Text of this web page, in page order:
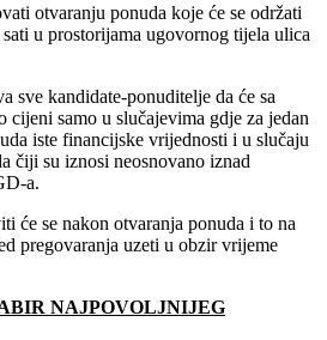
otvaranju ponuda koje će se održati
u prostorijama ugovornog tijela ulica
sve kandidate-ponuditelje da će sa
cijeni samo u slučajevima gdje za jedan
iste financijske vrijednosti i u slučaju
čiji su iznosi neosnovano iznad
a.
će se nakon otvaranja ponuda i to na
pregovaranja uzeti u obzir vrijeme
NAJPOVOLJNIJEG